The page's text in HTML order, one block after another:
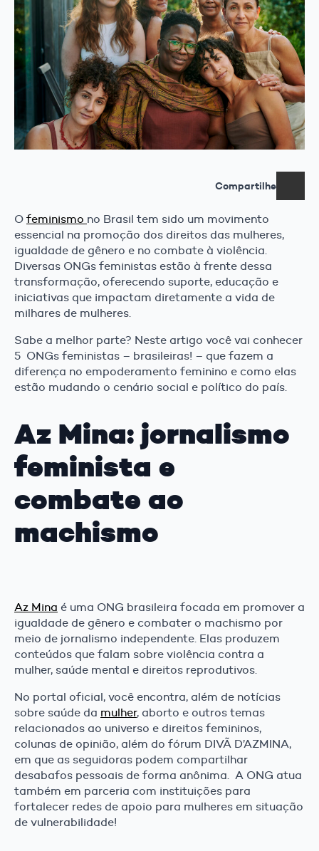
Compartilhe
O feminismo no Brasil tem sido um movimento
essencial na promoção dos direitos das mulheres,
igualdade de gênero e no combate à violência.
Diversas ONGs feministas estão à frente dessa
transformação, oferecendo suporte, educação e
iniciativas que impactam diretamente a vida de
milhares de mulheres.
Sabe a melhor parte? Neste artigo você vai conhecer
5 ONGs feministas – brasileiras! – que fazem a
diferença no empoderamento feminino e como elas
estão mudando o cenário social e político do país.
Az Mina: jornalismo
feminista e
combate ao
machismo
Az Mina é uma ONG brasileira focada em promover a
igualdade de gênero e combater o machismo por
meio de jornalismo independente. Elas produzem
conteúdos que falam sobre violência contra a
mulher, saúde mental e direitos reprodutivos.
No portal oficial, você encontra, além de notícias
sobre saúde da mulher, aborto e outros temas
relacionados ao universo e direitos femininos,
colunas de opinião, além do fórum DIVÃ D’AZMINA,
em que as seguidoras podem compartilhar
desabafos pessoais de forma anônima. A ONG atua
também em parceria com instituições para
fortalecer redes de apoio para mulheres em situação
de vulnerabilidade!